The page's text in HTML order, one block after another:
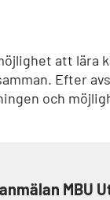
att lära
Efter
och
MBU